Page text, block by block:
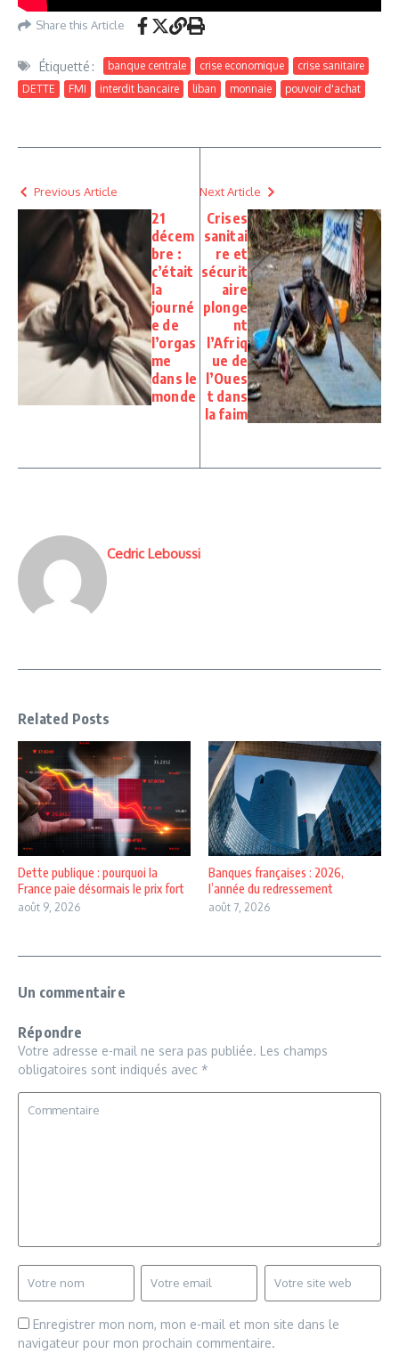
Share this Article
Étiquetté : banque centrale crise economique
crise sanitaire
DETTE
FMI interdit bancaire liban monnaie pouvoir d'achat
Previous Article
21
décem
bre :
c’était
la
journé
e de
l’orgas
me
dans le
monde
Next Article
Crises
sanitai
re et
sécurit
aire
plonge
nt
l’Afriq
ue de
l’Oues
t dans
la faim
Cedric Leboussi
Related Posts
Dette publique : pourquoi la
France paie désormais le prix fort
août 9, 2026
Banques françaises : 2026,
l’année du redressement
août 7, 2026
Un commentaire
Répondre
Votre adresse e-mail ne sera pas publiée. Les champs
obligatoires sont indiqués avec *
Enregistrer mon nom, mon e-mail et mon site dans le
navigateur pour mon prochain commentaire.